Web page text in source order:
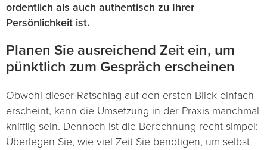
ordentlich als auch authentisch zu Ihrer
Persönlichkeit ist.
Planen Sie ausreichend Zeit ein, um
pünktlich zum Gespräch erscheinen
Obwohl dieser Ratschlag auf den ersten Blick einfach
erscheint, kann die Umsetzung in der Praxis manchmal
knifflig sein. Dennoch ist die Berechnung recht simpel:
Überlegen Sie, wie viel Zeit Sie benötigen, um selbst